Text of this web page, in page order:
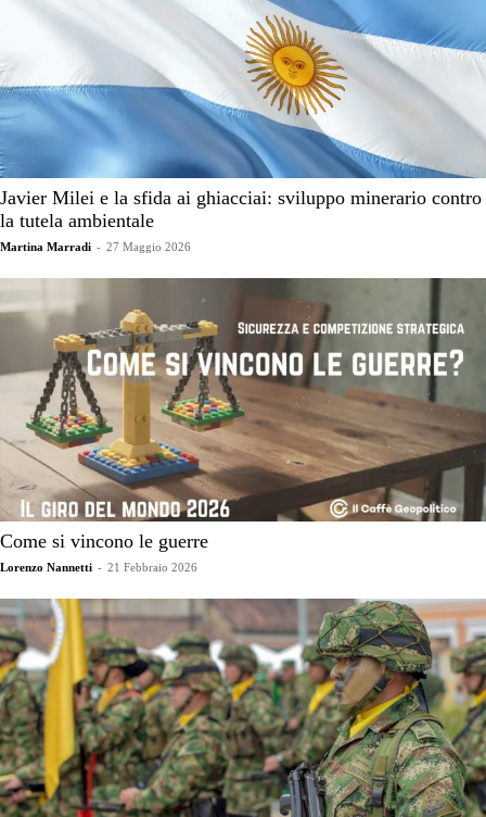
Javier Milei e la sfida ai ghiacciai: sviluppo minerario contro
la tutela ambientale
Martina Marradi - 27 Maggio 2026
Come si vincono le guerre
Lorenzo Nannetti - 21 Febbraio 2026